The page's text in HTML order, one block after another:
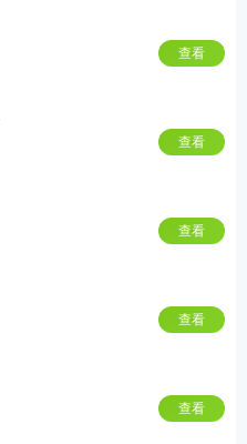
查看
查看
查看
查看
查看